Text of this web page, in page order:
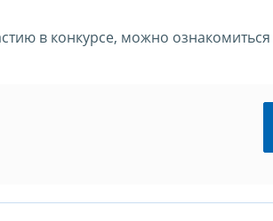
в конкурсе, можно